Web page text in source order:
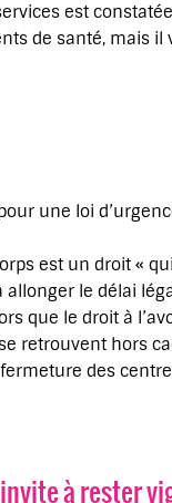
est
de santé, mais
une loi
est un droit «
le délai
que le droit à
retrouvent hors
des
à rester